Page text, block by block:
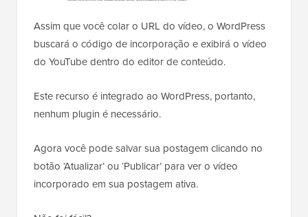
Assim que você colar o URL do vídeo, o WordPress
buscará o código de incorporação e exibirá o vídeo
do YouTube dentro do editor de conteúdo.
Este recurso é integrado ao WordPress, portanto,
nenhum plugin é necessário.
Agora você pode salvar sua postagem clicando no
botão ‘Atualizar’ ou ‘Publicar’ para ver o vídeo
incorporado em sua postagem ativa.